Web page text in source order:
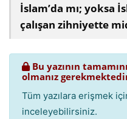
İslam’da mı; yoksa
çalışan zihniyette
Bu yazının
olmanız
Tüm yazılara erişmek
inceleyebilirsiniz.